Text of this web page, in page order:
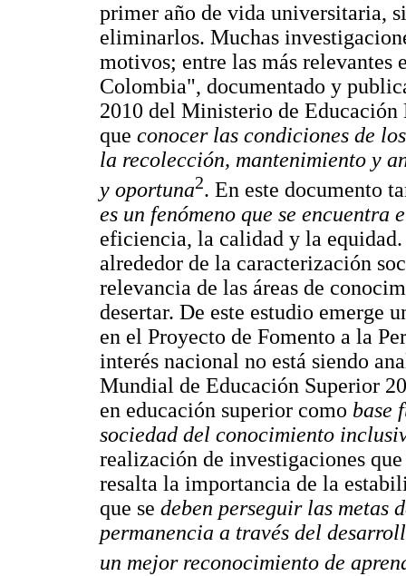
primer año de vida universitaria,
eliminarlos. Muchas
motivos; entre las más relevantes
Colombia", documentado y
2010 del Ministerio de Educación
que conocer las condiciones de
la recolección, mantenimiento y
y oportuna2. En este documento
es un fenómeno que se
eficiencia, la calidad y la
alrededor de la caracterización
relevancia de las áreas de
desertar. De este estudio emerge
en el Proyecto de Fomento a la
interés nacional no está siendo
Mundial de Educación Superior
en educación superior como base
sociedad del conocimiento
realización de investigaciones
resalta la importancia de la
que se deben perseguir las metas
permanencia a través del
un mejor reconocimiento de